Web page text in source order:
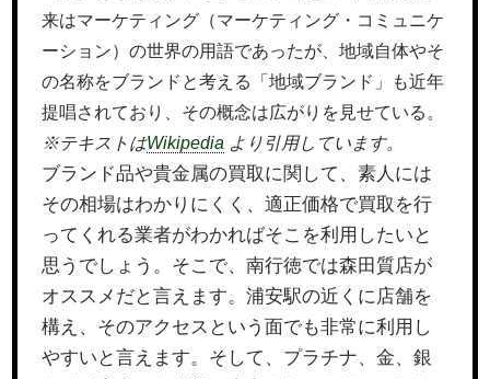
来はマーケティング（マーケティング・コミュニケ
ーション）の世界の用語であったが、地域自体やそ
の名称をブランドと考える「地域ブランド」も近年
提唱されており、その概念は広がりを見せている。
※テキストはWikipedia より引用しています。
ブランド品や貴金属の買取に関して、素人には
その相場はわかりにくく、適正価格で買取を行
ってくれる業者がわかればそこを利用したいと
思うでしょう。そこで、南行徳では森田質店が
オススメだと言えます。浦安駅の近くに店舗を
構え、そのアクセスという面でも非常に利用し
やすいと言えます。そして、プラチナ、金、銀